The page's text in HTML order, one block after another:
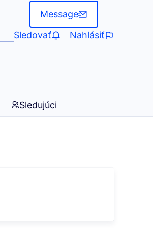
Message
Sledovať
Nahlásiť
Sledujúci